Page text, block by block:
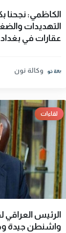
الكاظمي:
التهديدات
عقارات في بغداد
وكالة نون
لقاءات
الرئيس العراقي
واشنطن جيدة